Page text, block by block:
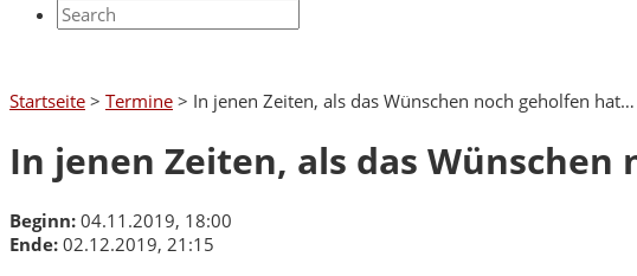
Startseite > Termine > In jenen Zeiten, als das Wünschen noch geholfen
In jenen Zeiten, als das
Beginn: 04.11.2019, 18:00
Ende: 02.12.2019, 21:15